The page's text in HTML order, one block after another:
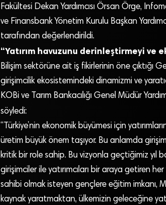
Fakültesi Dekan Yardımcısı Örsan Örge,
ve Finansbank Yönetim Kurulu Başkan
tarafından değerlendirildi.
“Yatırım havuzunu derinleştirmeyi
Bilişim sektörüne ait iş fikirlerinin öne çıktığı
girişimcilik ekosistemindeki dinamizmi ve
KOBi ve Tarım Bankacılığı Genel Müdür
söyledi:
“Türkiye’nin ekonomik büyümesi için
üretim büyük önem taşıyor. Bu anlamda
kritik bir role sahip. Bu vizyonla geçtiğimiz yıl
girişimciler ile yatırımcıları bir araya getiren
sahibi olmak isteyen gençlere eğitim imkanı,
kaynak yaratmaktan, ülkemizin geleceğine